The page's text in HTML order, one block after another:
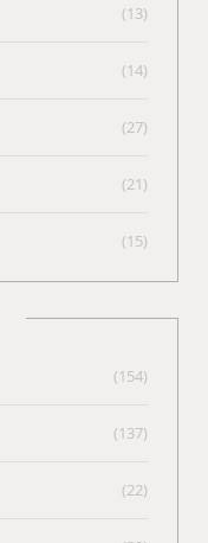
(13)
(14)
(27)
(21)
(15)
(154)
(137)
(22)